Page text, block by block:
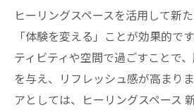
ヒーリングスペースを活用して新
「体験を変える」ことが効果的で
ティビティや空間で過ごすことで
を与え、リフレッシュ感が高まり
アとしては、ヒーリングスペース